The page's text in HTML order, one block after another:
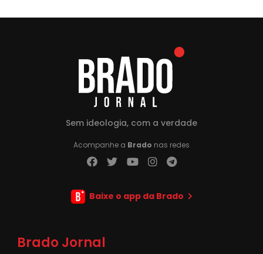
Sem ideologia, com a verdade
Acompanhe a Brado nas redes
Baixe o app da Brado
Brado Jornal